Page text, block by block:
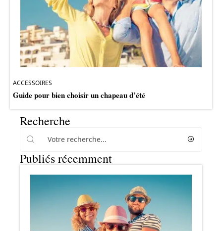
ACCESSOIRES
Guide pour bien choisir un chapeau d’été
Recherche
Publiés récemment